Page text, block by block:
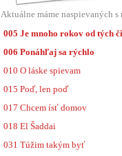
Aktuálne máme naspievaných
005 Je mnoho rokov od tých
006 Ponáhľaj sa rýchlo
010 O láske spievam
015 Poď, len poď
017 Chcem ísť domov
018 El Šaddai
031 Túžim takým byť